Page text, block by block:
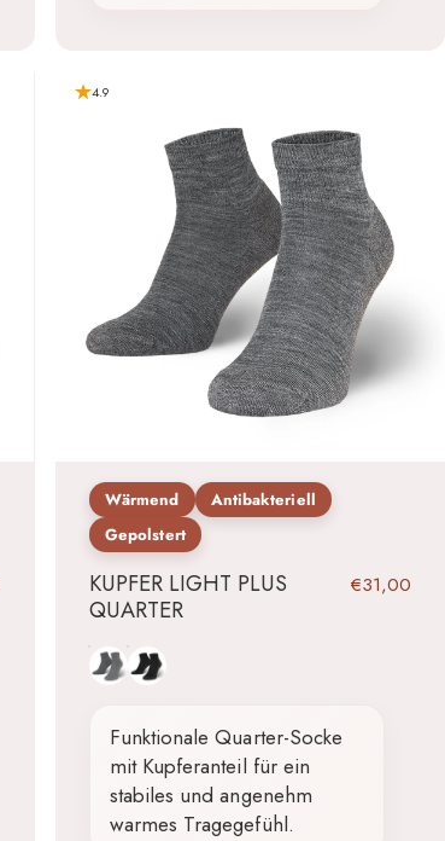
4.9
Wärmend
Antibakteriell
Gepolstert
KUPFER LIGHT PLUS
QUARTER
€31,00
GrauSchwarz
Funktionale Quarter-Socke
mit Kupferanteil für ein
stabiles und angenehm
warmes Tragegefühl.